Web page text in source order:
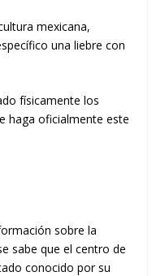
mexicana,
una liebre con
físicamente los
haga oficialmente este
sobre la
sabe que el centro de
conocido por su